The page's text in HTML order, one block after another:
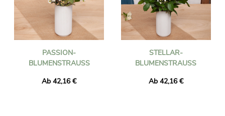
PASSION-
BLUMENSTRAUSS
Ab 42,16 €
STELLAR-
BLUMENSTRAUSS
Ab 42,16 €